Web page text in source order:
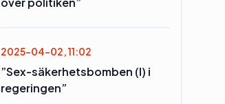
2025-04-02, 11:02
”Sex-säkerhetsbomben (l) i
regeringen”